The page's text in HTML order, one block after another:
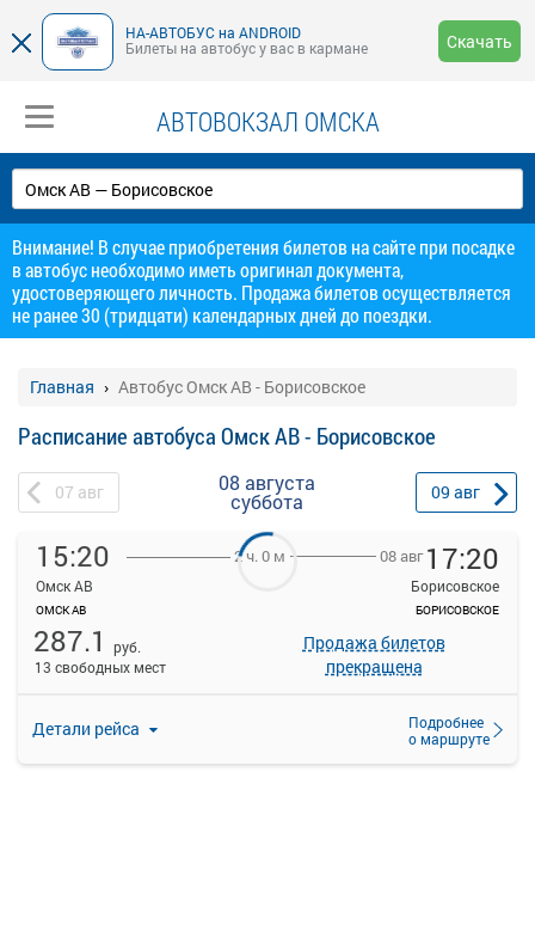
НА-АВТОБУС на ANDROID
Билеты на автобус у вас в кармане
Скачать
АВТОВОКЗАЛ ОМСКА
Внимание! В случае приобретения билетов на сайте при посадке
в автобус необходимо иметь оригинал документа,
удостоверяющего личность. Продажа билетов осуществляется
не ранее 30 (тридцати) календарных дней до поездки.
Главная Автобус Омск АВ - Борисовское
Расписание автобуса Омск АВ - Борисовское
07 авг 08 августа
суббота 09 авг
15:20
Омск АВ
ОМСК АВ
2 ч. 0 м 08 авг 17:20
Борисовское
БОРИСОВСКОЕ
Детали рейса
Подробнее
о маршруте
287.1
руб.
13 свободных мест
Продажа билетов
прекращена